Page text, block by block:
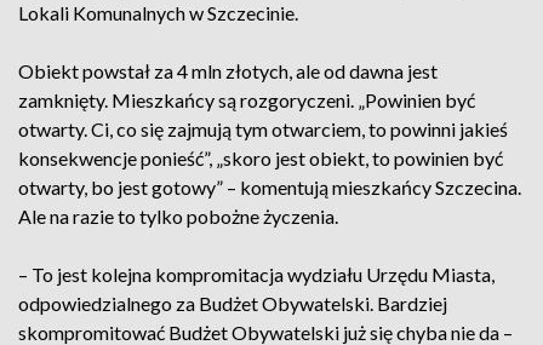
Lokali Komunalnych w Szczecinie.
Obiekt powstał za 4 mln złotych, ale od dawna jest
zamknięty. Mieszkańcy są rozgoryczeni. „Powinien być
otwarty. Ci, co się zajmują tym otwarciem, to powinni jakieś
konsekwencje ponieść”, „skoro jest obiekt, to powinien być
otwarty, bo jest gotowy” – komentują mieszkańcy Szczecina.
Ale na razie to tylko pobożne życzenia.
– To jest kolejna kompromitacja wydziału Urzędu Miasta,
odpowiedzialnego za Budżet Obywatelski. Bardziej
skompromitować Budżet Obywatelski już się chyba nie da –